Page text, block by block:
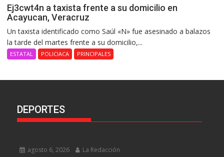
Ej3cwt4n a taxista frente a su domicilio en
Acayucan, Veracruz
Un taxista identificado como Saúl «N» fue asesinado a balazos
la tarde del martes frente a su domicilio,...
ESTATAL POLICIACA PRINCIPALES
DEPORTES
agosto 6, 2026 La Redacción